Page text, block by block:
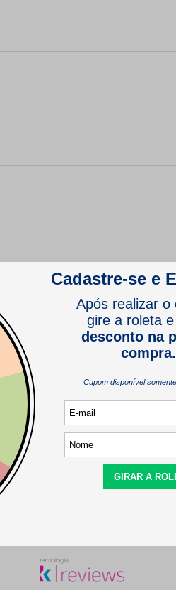
produto ainda não tem perguntas